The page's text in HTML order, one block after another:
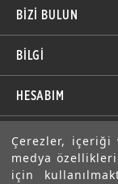
Çerezler, içeriği
medya
için
BIZI BULUN
+90 549 549
+90 232 462
BİLGİ
Banka Hesap
Teknik Bilgi
HESABIM
Siparişler
Adresler
E-BÜLTEN
Abone olarak